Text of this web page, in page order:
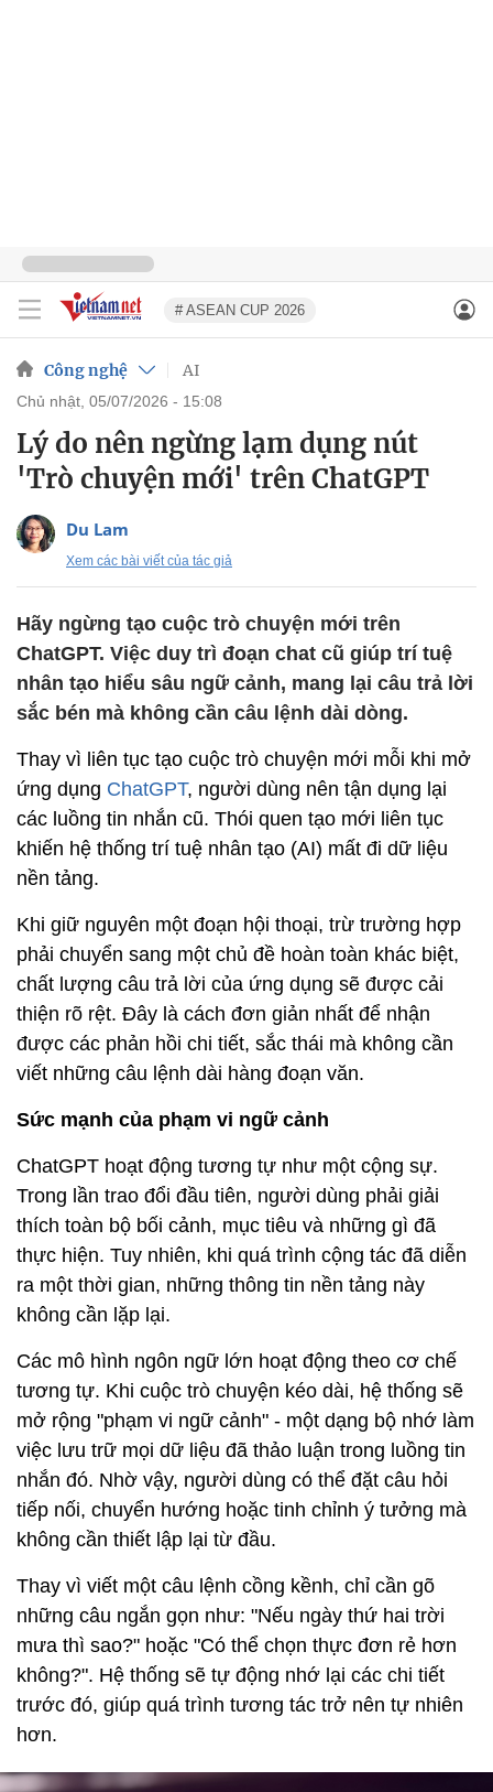
# ASEAN CUP 2026
Công nghệ AI
chủ nhật, 05/07/2026 - 15:08
Lý do nên ngừng lạm dụng nút
'Trò chuyện mới' trên ChatGPT
Du Lam
Xem các bài viết của tác giả
Hãy ngừng tạo cuộc trò chuyện mới trên
ChatGPT. Việc duy trì đoạn chat cũ giúp trí tuệ
nhân tạo hiểu sâu ngữ cảnh, mang lại câu trả lời
sắc bén mà không cần câu lệnh dài dòng.
Thay vì liên tục tạo cuộc trò chuyện mới mỗi khi mở
ứng dụng ChatGPT, người dùng nên tận dụng lại
các luồng tin nhắn cũ. Thói quen tạo mới liên tục
khiến hệ thống trí tuệ nhân tạo (AI) mất đi dữ liệu
nền tảng.
Khi giữ nguyên một đoạn hội thoại, trừ trường hợp
phải chuyển sang một chủ đề hoàn toàn khác biệt,
chất lượng câu trả lời của ứng dụng sẽ được cải
thiện rõ rệt. Đây là cách đơn giản nhất để nhận
được các phản hồi chi tiết, sắc thái mà không cần
viết những câu lệnh dài hàng đoạn văn.
Sức mạnh của phạm vi ngữ cảnh
ChatGPT hoạt động tương tự như một cộng sự.
Trong lần trao đổi đầu tiên, người dùng phải giải
thích toàn bộ bối cảnh, mục tiêu và những gì đã
thực hiện. Tuy nhiên, khi quá trình cộng tác đã diễn
ra một thời gian, những thông tin nền tảng này
không cần lặp lại.
Các mô hình ngôn ngữ lớn hoạt động theo cơ chế
tương tự. Khi cuộc trò chuyện kéo dài, hệ thống sẽ
mở rộng "phạm vi ngữ cảnh" - một dạng bộ nhớ làm
việc lưu trữ mọi dữ liệu đã thảo luận trong luồng tin
nhắn đó. Nhờ vậy, người dùng có thể đặt câu hỏi
tiếp nối, chuyển hướng hoặc tinh chỉnh ý tưởng mà
không cần thiết lập lại từ đầu.
Thay vì viết một câu lệnh cồng kềnh, chỉ cần gõ
những câu ngắn gọn như: "Nếu ngày thứ hai trời
mưa thì sao?" hoặc "Có thể chọn thực đơn rẻ hơn
không?". Hệ thống sẽ tự động nhớ lại các chi tiết
trước đó, giúp quá trình tương tác trở nên tự nhiên
hơn.